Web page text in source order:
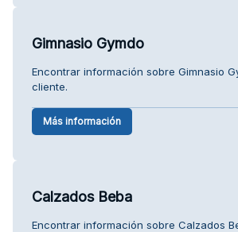
Gimnasio Gymdo
Encontrar información sobre Gimnasio
cliente.
Más información
Calzados Beba
Encontrar información sobre Calzados